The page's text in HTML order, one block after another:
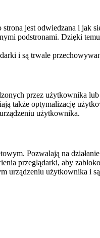
jest odwiedzana i jak
podstronami. Dzięki
i są trwale
przez użytkownika
także optymalizację
użytkownika.
Pozwalają na
przeglądarki, aby
urządzeniu użytkownika i